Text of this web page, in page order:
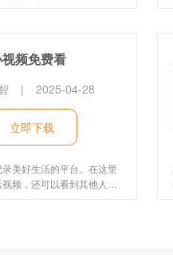
频免费看
| 2025-04-28
立即下载
美好生活的平台。在这里
频，还可以看到其他人的